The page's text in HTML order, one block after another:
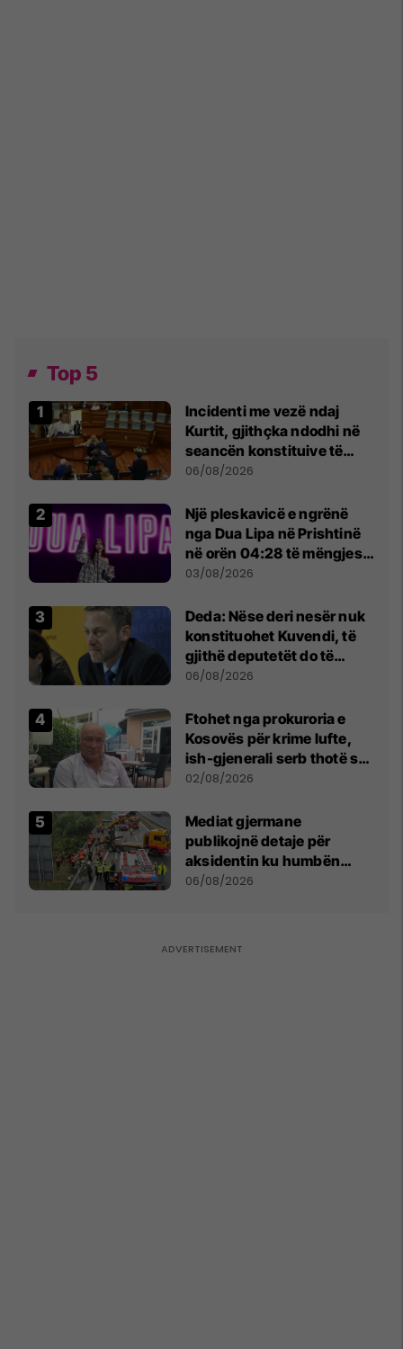
Top 5
Incidenti me vezë ndaj
Kurtit, gjithçka ndodhi në
seancën konstituive të
Kuvendit
06/08/2026
Një pleskavicë e ngrënë
nga Dua Lipa në Prishtinë
në orën 04:28 të mëngjesit
- dhe bota digjitale serbe
03/08/2026
Deda: Nëse deri nesër nuk
konstituohet Kuvendi, të
gjithë deputetët do të
bëjnë shkelje të rëndë
06/08/2026
Ftohet nga prokuroria e
Kosovës për krime lufte,
ish-gjenerali serb thotë se
dikush e tradhtoi në
02/08/2026
Mediat gjermane
publikojnë detaje për
aksidentin ku humbën
jetën tre mërgimtarë nga
06/08/2026